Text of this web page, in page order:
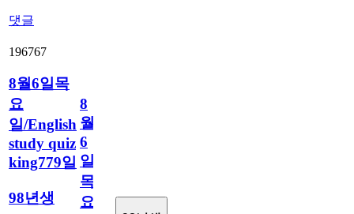
댓글
196767
8월6일목
요
일/English
study quiz
king779일
98년생
8
월
6
일
목
요